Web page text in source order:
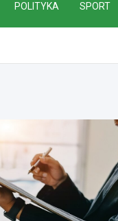
POLITYKA SPORT